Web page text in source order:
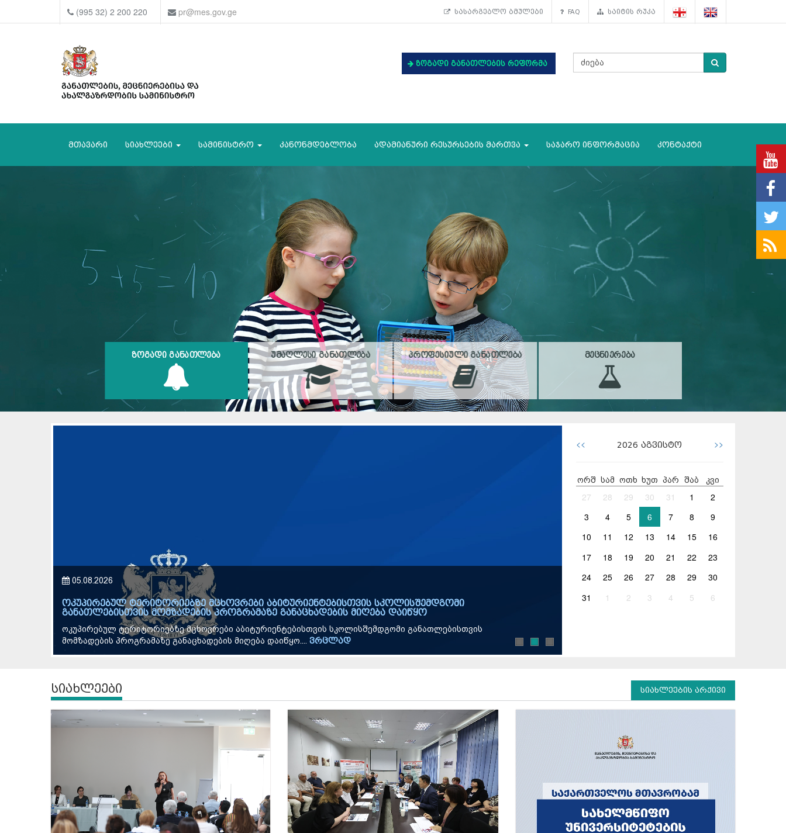
(995 32) 2 200 220 pr@mes.gov.ge სასარგებლო ბმულები FAQ საიტის რუკა
ზოგადი განათლების რეფორმა
მთავარი სიახლეები სამინისტრო კანონმდებლობა ადამიანური რესურსების მართვა საჯარო ინფორმაცია კონტაქტი
ᲖᲝᲒᲐᲓᲘ ᲒᲐᲜᲐᲗᲚᲔᲑᲐ ᲣᲛᲐᲦᲚᲔᲡᲘ ᲒᲐᲜᲐᲗᲚᲔᲑᲐ ᲞᲠᲝᲤᲔᲡᲘᲣᲚᲘ ᲒᲐᲜᲐᲗᲚᲔᲑᲐ ᲛᲔᲪᲜᲘᲔᲠᲔᲑᲐ
04.08.2026
გივი მიქანაძემ საქართველოში იაპონიის საგანგებო და სრულუფლებიან ელჩს და ცუკუბას
უნივერსიტეტის პრეზიდენტს უმასპინძლა
განათლების, მეცნიერებისა და ახალგაზრდობის მინისტრი გივი მიქანაძე საქართველოში იაპონიის
საგანგებო და სრულუფლებიან ელჩს, იშიძუკა ჰიდეკისა და...ვრცლად
05.08.2026
ოკუპირებულ ტერიტორიებზე მცხოვრები
<< 2026 აგვისტო >>
ორშ სამ ოთხ ხუთ პარ შაბ კვი
27 28 29 30 31 1
2
3
4 5 6 7 8
9
10
11 12 13 14 15
16
17
18 19 20 21 22
23
24
25 26 27 28 29
30
31
1 2 3 4 5 6
სიახლეები სიახლეების არქივი